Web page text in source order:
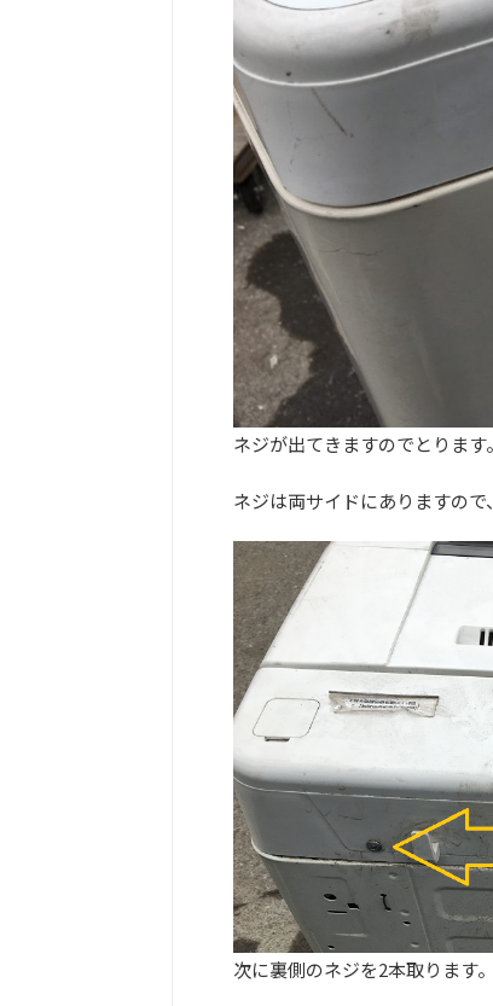
ネジが出てきますのでとります。
ネジは両サイドにありますので
次に裏側のネジを2本取ります。